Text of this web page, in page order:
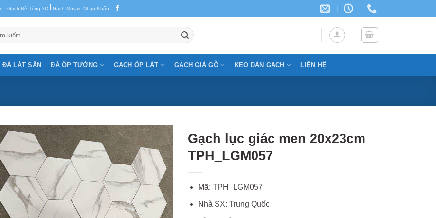
| Gạch Bê Tông 3D | Gạch Mosaic Nhập Khẩu
ĐÁ LÁT SÂN ĐÁ ỐP TƯỜNG GẠCH ỐP LÁT GẠCH GIẢ GỖ KEO DÁN GẠCH LIÊN HỆ
Gạch lục giác men 20x23cm
TPH_LGM057
Mã: TPH_LGM057
Nhà SX: Trung Quốc